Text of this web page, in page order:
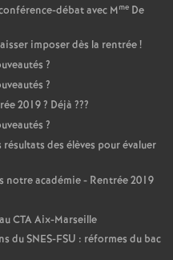
débat avec Mme De
imposer dès la rentrée!
?
?
2019? Déjà ???
?
des élèves pour évaluer
notre académie - Rentrée 2019
CTA Aix-Marseille
du SNES-FSU : réformes du bac